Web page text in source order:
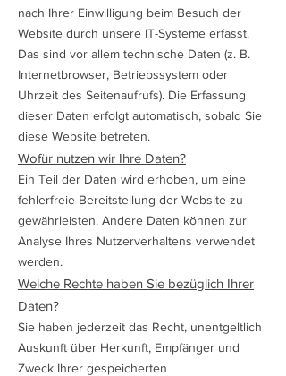
nach Ihrer Einwilligung beim Besuch der
Website durch unsere IT-Systeme erfasst.
Das sind vor allem technische Daten (z. B.
Internetbrowser, Betriebssystem oder
Uhrzeit des Seitenaufrufs). Die Erfassung
dieser Daten erfolgt automatisch, sobald Sie
diese Website betreten.
Wofür nutzen wir Ihre Daten?
Ein Teil der Daten wird erhoben, um eine
fehlerfreie Bereitstellung der Website zu
gewährleisten. Andere Daten können zur
Analyse Ihres Nutzerverhaltens verwendet
werden.
Welche Rechte haben Sie bezüglich Ihrer
Daten?
Sie haben jederzeit das Recht, unentgeltlich
Auskunft über Herkunft, Empfänger und
Zweck Ihrer gespeicherten